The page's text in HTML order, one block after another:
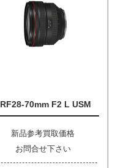
RF28-70mm F2 L USM
新品参考買取価格
お問合せ下さい